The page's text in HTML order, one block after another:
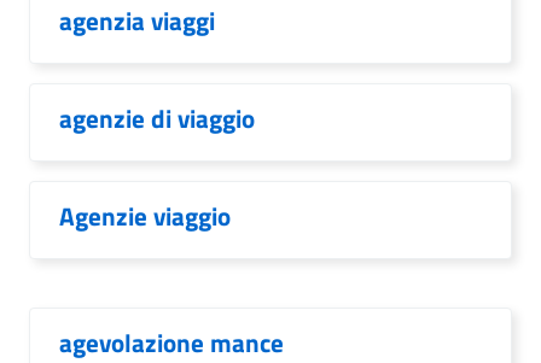
agenzia viaggi
agenzie di viaggio
Agenzie viaggio
agevolazione mance